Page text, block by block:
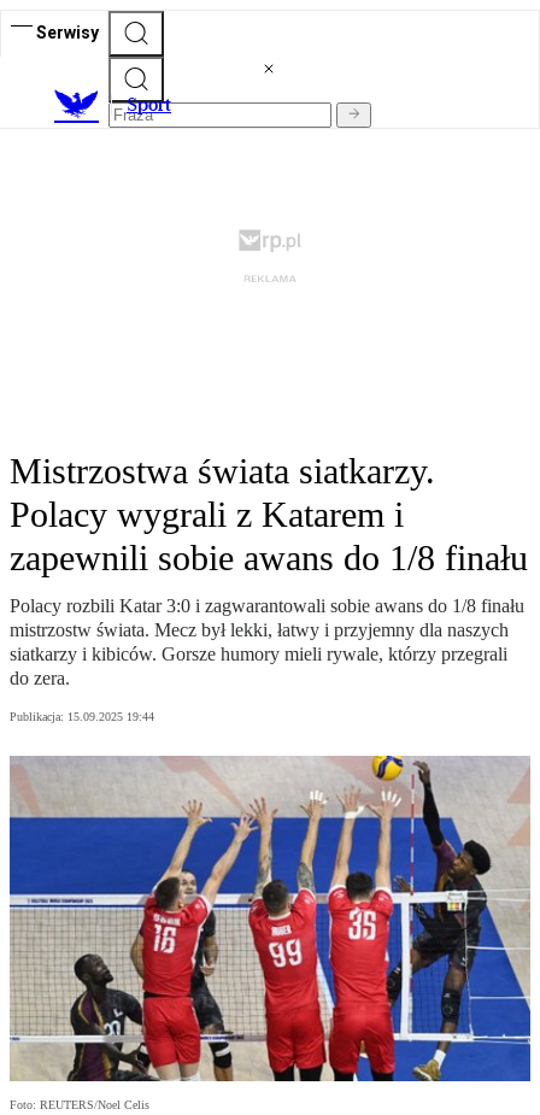
Serwisy
Sport
Mistrzostwa świata siatkarzy.
Polacy wygrali z Katarem i
zapewnili sobie awans do 1/8 finału
Polacy rozbili Katar 3:0 i zagwarantowali sobie awans do 1/8 finału
mistrzostw świata. Mecz był lekki, łatwy i przyjemny dla naszych
siatkarzy i kibiców. Gorsze humory mieli rywale, którzy przegrali
do zera.
Publikacja: 15.09.2025 19:44
Foto: REUTERS/Noel Celis